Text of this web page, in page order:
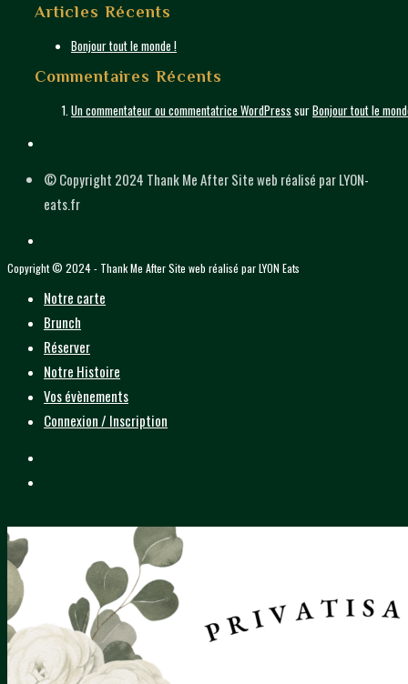
Articles Récents
Bonjour tout le monde !
Commentaires Récents
Un commentateur ou commentatrice WordPress surBonjour tout le
© Copyright 2024 Thank Me After Site web réalisé par LYON-
eats.fr
Copyright © 2024 - Thank Me After Site web réalisé par LYON Eats
Notre carte
Brunch
Réserver
Notre Histoire
Vos évènements
Connexion / Inscription